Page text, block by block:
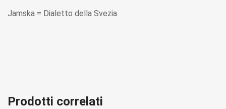
Jamska = Dialetto della Svezia
Prodotti correlati